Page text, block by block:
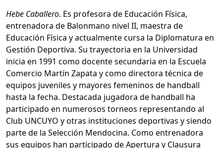
Hebe Caballero. Es profesora de Educación Física,
entrenadora de Balonmano nivel II, maestra de
Educación Física y actualmente cursa la Diplomatura en
Gestión Deportiva. Su trayectoria en la Universidad
inicia en 1991 como docente secundaria en la Escuela
Comercio Martín Zapata y como directora técnica de
equipos juveniles y mayores femeninos de handball
hasta la fecha. Destacada jugadora de handball ha
participado en numerosos torneos representando al
Club UNCUYO y otras instituciones deportivas y siendo
parte de la Selección Mendocina. Como entrenadora
sus equipos han participado de Apertura y Clausura